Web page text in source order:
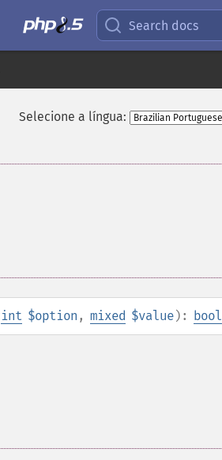
Search docs
Selecione a língua:
int $option , mixed $value): bool